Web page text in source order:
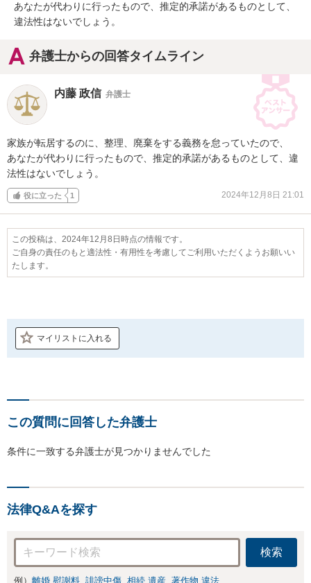
あなたが代わりに行ったもので、推定的承諾があるものとして、
違法性はないでしょう。
弁護士からの回答タイムライン
内藤 政信 弁護士
家族が転居するのに、整理、廃棄をする義務を怠っていたので、
あなたが代わりに行ったもので、推定的承諾があるものとして、違
法性はないでしょう。
役に立った 1 2024年12月8日 21:01
この投稿は、2024年12月8日時点の情報です。
ご自身の責任のもと適法性・有用性を考慮してご利用いただくようお願いい
たします。
マイリストに入れる
この質問に回答した弁護士
条件に一致する弁護士が見つかりませんでした
法律Q&Aを探す
検索
例） 離婚 慰謝料 誹謗中傷 相続 遺産 著作物 違法